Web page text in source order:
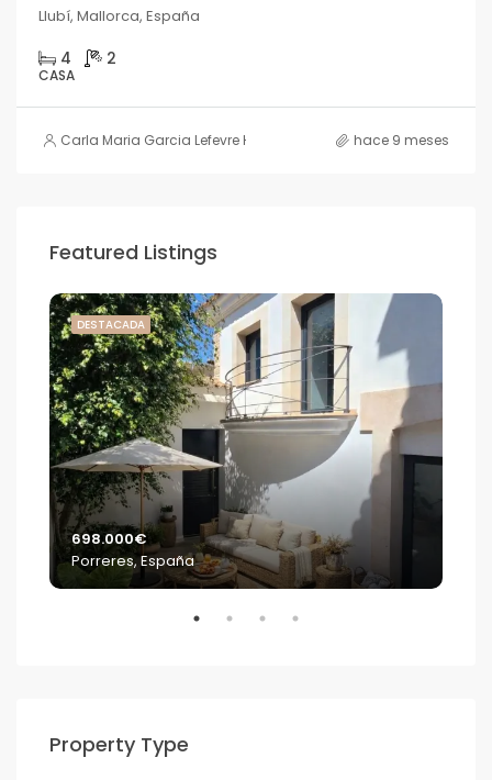
Llubí, Mallorca, España
4 2
CASA
Carla Maria Garcia Lefevre HOUSE hace 9 meses
Featured Listings
DESTACADA
698.000€
Porreres, España
Property Type